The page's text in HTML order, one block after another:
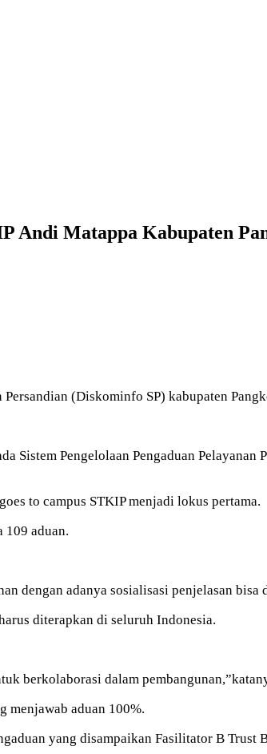
Andi Matappa Kabupaten
(Diskominfo SP) kabupaten
Sistem Pengelolaan Pengaduan
to campus STKIP menjadi lokus pertama.
109 aduan.
dengan adanya sosialisasi penjelasan bisa
diterapkan di seluruh Indonesia.
berkolaborasi dalam
menjawab aduan 100%.
yang disampaikan Fasilitator B Trust